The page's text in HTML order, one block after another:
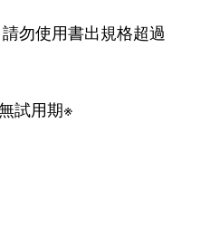
勿使用書出規格超過
試用期※